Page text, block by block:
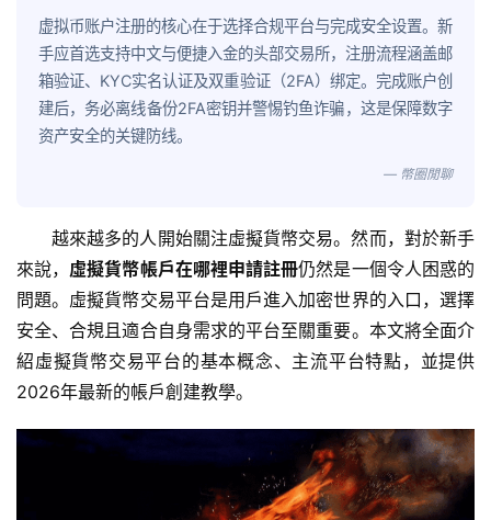
虚拟币账户注册的核心在于选择合规平台与完成安全设置。新
手应首选支持中文与便捷入金的头部交易所，注册流程涵盖邮
箱验证、KYC实名认证及双重验证（2FA）绑定。完成账户创
建后，务必离线备份2FA密钥并警惕钓鱼诈骗，这是保障数字
资产安全的关键防线。
— 幣圈閒聊
越來越多的人開始關注虛擬貨幣交易。然而，對於新手
來說， 虛擬貨幣帳戶在哪裡申請註冊仍然是一個令人困惑的
問題。虛擬貨幣交易平台是用戶進入加密世界的入口，選擇
安全、合規且適合自身需求的平台至關重要。本文將全面介
紹虛擬貨幣交易平台的基本概念、主流平台特點，並提供
2026年最新的帳戶創建教學。